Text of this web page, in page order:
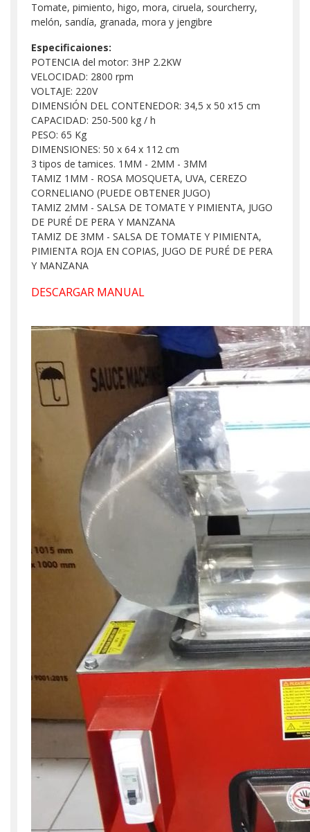
Tomate, pimiento, higo, mora, ciruela, sourcherry,
melón, sandía, granada, mora y jengibre
Especificaiones:
POTENCIA del motor: 3HP 2.2KW
VELOCIDAD: 2800 rpm
VOLTAJE: 220V
DIMENSIÓN DEL CONTENEDOR: 34,5 x 50 x15 cm
CAPACIDAD: 250-500 kg / h
PESO: 65 Kg
DIMENSIONES: 50 x 64 x 112 cm
3 tipos de tamices. 1MM - 2MM - 3MM
TAMIZ 1MM - ROSA MOSQUETA, UVA, CEREZO
CORNELIANO (PUEDE OBTENER JUGO)
TAMIZ 2MM - SALSA DE TOMATE Y PIMIENTA, JUGO
DE PURÉ DE PERA Y MANZANA
TAMIZ DE 3MM - SALSA DE TOMATE Y PIMIENTA,
PIMIENTA ROJA EN COPIAS, JUGO DE PURÉ DE PERA
Y MANZANA
DESCARGAR MANUAL